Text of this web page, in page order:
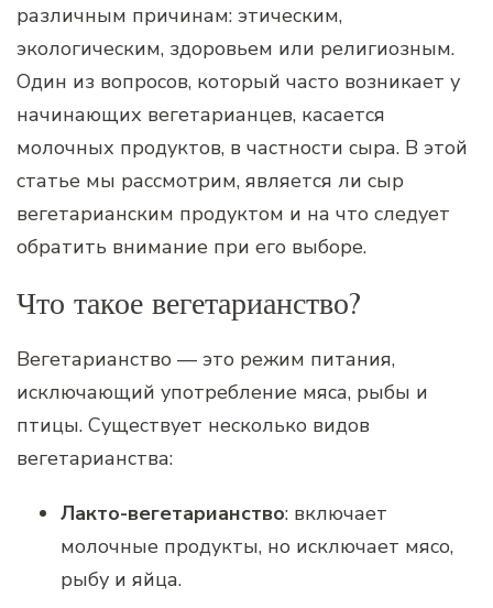
различным причинам: этическим,
экологическим, здоровьем или религиозным.
Один из вопросов, который часто возникает у
начинающих вегетарианцев, касается
молочных продуктов, в частности сыра. В этой
статье мы рассмотрим, является ли сыр
вегетарианским продуктом и на что следует
обратить внимание при его выборе.
Что такое вегетарианство?
Вегетарианство — это режим питания,
исключающий употребление мяса, рыбы и
птицы. Существует несколько видов
вегетарианства:
Лакто-вегетарианство: включает
молочные продукты, но исключает мясо,
рыбу и яйца.